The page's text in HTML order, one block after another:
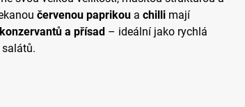
červenou paprikou a chilli mají
a přísad – ideální jako rychlá